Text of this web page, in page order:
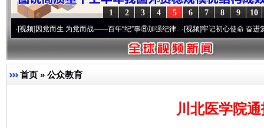
10
9
8
7
6
5
4
3
2
1
因党而生 为党而战——百年“纪”事⑧加强纪律..·[视频]牢记初心使命 奋进复兴征程丨
首页 » 公众教育
川北医学院